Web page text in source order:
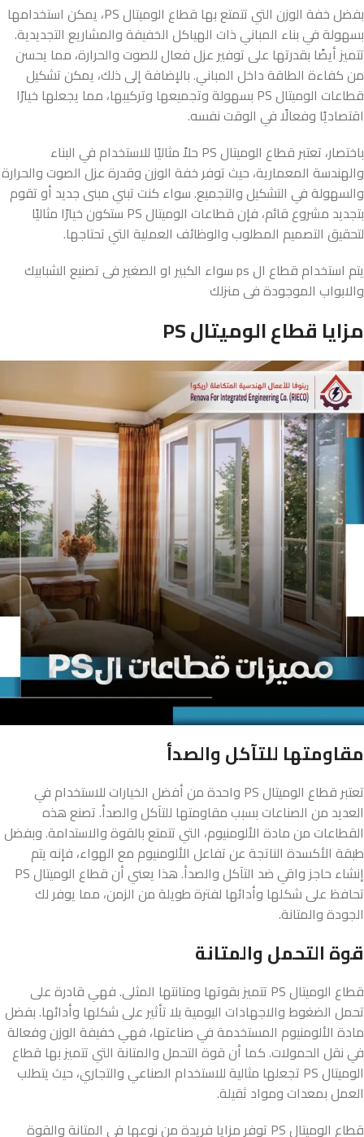
بفضل خفة الوزن التي تتمتع بها قطاع الوميتال PS، يمكن استخدامها
بسهولة في بناء المباني ذات الهياكل الخفيفة والمشاريع التجديدية.
تتميز أيضًا بقدرتها على توفير عزل فعال للصوت والحرارة، مما يحسن
من كفاءة الطاقة داخل المباني. بالإضافة إلى ذلك، يمكن تشكيل
قطاعات الوميتال PS بسهولة وتجميعها وتركيبها، مما يجعلها خيارًا
اقتصاديًا وفعالًا في الوقت نفسه.
باختصار، تعتبر قطاع الوميتال PS حلاً مثاليًا للاستخدام في البناء
والهندسة المعمارية، حيث توفر خفة الوزن وقدرة عزل الصوت والحرارة
والسهولة في التشكيل والتجميع. سواء كنت تبني مبنى جديد أو تقوم
بتجديد مشروع قائم، فإن قطاعات الوميتال PS ستكون خيارًا مثاليًا
لتحقيق التصميم المطلوب والوظائف العملية التي تحتاجها.
يتم استخدام قطاع ال ps سواء الكبير او الصغير فى تصنيع الشبابيك
والابواب الموجودة فى منزلك
مزايا قطاع الوميتال PS
مقاومتها للتآكل والصدأ
تعتبر قطاع الوميتال PS واحدة من أفضل الخيارات للاستخدام في
العديد من الصناعات بسبب مقاومتها للتآكل والصدأ. تصنع هذه
القطاعات من مادة الألومنيوم، التي تتمتع بالقوة والاستدامة. وبفضل
طبقة الأكسدة الناتجة عن تفاعل الألومنيوم مع الهواء، فإنه يتم
إنشاء حاجز واقي ضد التآكل والصدأ. هذا يعني أن قطاع الوميتال PS
تحافظ على شكلها وأدائها لفترة طويلة من الزمن، مما يوفر لك
الجودة والمتانة.
قوة التحمل والمتانة
قطاع الوميتال PS تتميز بقوتها ومتانتها المثلى. فهي قادرة على
تحمل الضغوط والاجهادات اليومية بلا تأثير على شكلها وأدائها. بفضل
مادة الألومنيوم المستخدمة في صناعتها، فهي خفيفة الوزن وفعالة
في نقل الحمولات. كما أن قوة التحمل والمتانة التي تتميز بها قطاع
الوميتال PS تجعلها مثالية للاستخدام الصناعي والتجاري، حيث يتطلب
العمل بمعدات ومواد ثقيلة.
قطاع الوميتال PS توفر مزايا فريدة من نوعها في المتانة والقوة